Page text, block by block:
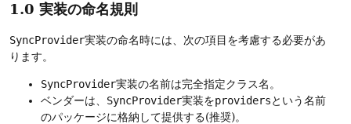
1.0 実装の命名規則
SyncProvider実装の命名時には、次の項目を考慮する必要があ
ります。
SyncProvider実装の名前は完全指定クラス名。
ベンダーは、 SyncProvider実装をprovidersという名前
のパッケージに格納して提供する(推奨)。